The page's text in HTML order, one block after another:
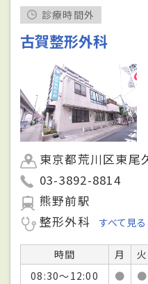
診療時間外
古賀整形外科
東京都荒川区東尾
03-3892-8814
熊野前駅
整形外科
すべて見る
時間 月 火
08:30～12:00
● ●